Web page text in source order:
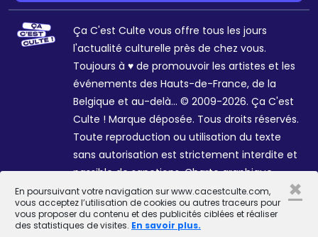
En poursuivant votre navigation sur www.cacestculte.com,
vous acceptez l’utilisation de cookies ou autres traceurs pour
vous proposer du contenu et des publicités ciblées et réaliser
des statistiques de visites. En savoir plus.
×
Ça C'est Culte vous offre tous les jours
l'actualité culturelle près de chez vous.
Toujours à ♥ de promouvoir les artistes et les
événements des Hauts-de-France, de la
Belgique et au-delà... © 2009-2026. Ça C'est
Culte ! Marque déposée. Tous droits réservés.
Toute reproduction ou utilisation du texte
sans autorisation est strictement interdite et
passible de sanctions. Charte graphique
Sophie R. et Céline Galant.